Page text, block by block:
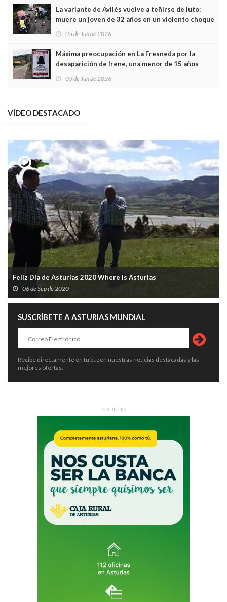
La variante de Avilés vuelve a teñirse de luto:
muere un joven de 32 años en un violento choque
frontal
05 de Jun de 2026
Máxima preocupación en La Fresneda por la
desaparición de Irene, una menor de 15 años
03 de Jun de 2026
VÍDEO DESTACADO
Feliz Día de Asturias 2020 Where is Asturias
06 de Sep de 2020
SUSCRÍBETE A ASTURIAS MUNDIAL
Recibe directamente en tu buzón nuestras noticias destacadas y las
mejores ofertas.
ANUNCIO